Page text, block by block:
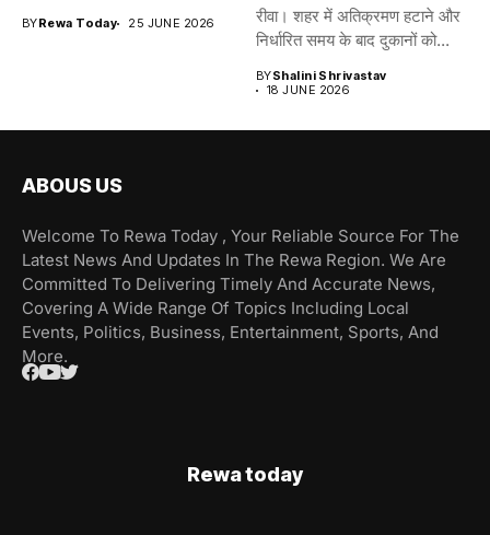
BYRewa Today 25 JUNE 2026
रीवा। शहर में अतिक्रमण हटाने और
निर्धारित समय के बाद दुकानों को...
BYShalini Shrivastav
18 JUNE 2026
ABOUS US
Welcome To Rewa Today , Your Reliable Source For The
Latest News And Updates In The Rewa Region. We Are
Committed To Delivering Timely And Accurate News,
Covering A Wide Range Of Topics Including Local
Events, Politics, Business, Entertainment, Sports, And
More.
Rewa today